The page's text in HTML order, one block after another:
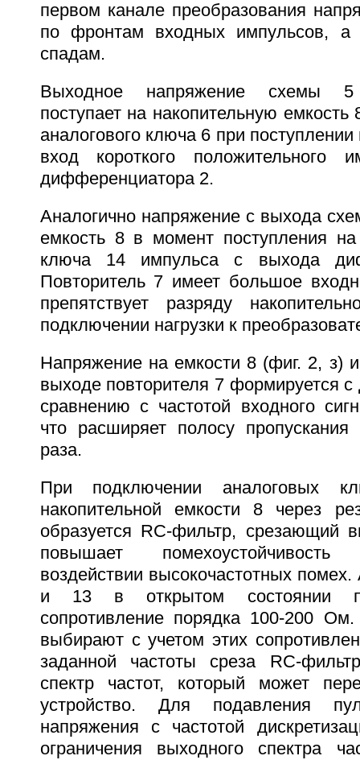
первом канале преобразования
по фронтам входных импульсов,
спадам.
Выходное напряжение схемы 5
поступает на накопительную
аналогового ключа 6 при
вход короткого положительного
дифференциатора 2.
Аналогично напряжение с выхода
емкость 8 в момент поступления
ключа 14 импульса с выхода
Повторитель 7 имеет большое
препятствует разряду
подключении нагрузки к
Напряжение на емкости 8 (фиг. 2, з)
выходе повторителя 7 формируется с
сравнению с частотой входного
что расширяет полосу
раза.
При подключении
накопительной емкости 8 через
образуется RC-фильтр, срезающий
повышает
воздействии высокочастотных
и 13 в открытом состоянии
сопротивление порядка 100-200
выбирают с учетом этих
заданной частоты среза RC-
спектр частот, который может
устройство. Для подавления
напряжения с частотой
ограничения выходного спектра